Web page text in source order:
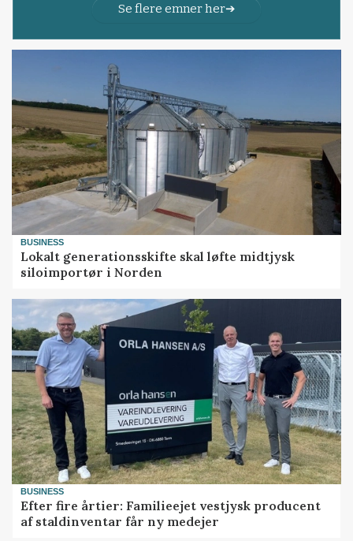
Se flere emner her
BUSINESS
Lokalt generationsskifte skal løfte midtjysk
siloimportør i Norden
BUSINESS
Efter fire årtier: Familieejet vestjysk producent
af staldinventar får ny medejer